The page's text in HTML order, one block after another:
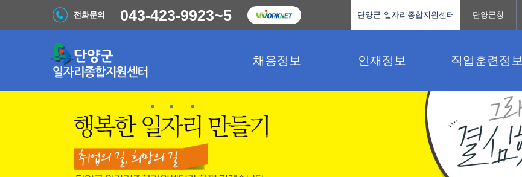
채용정보 인재정보 직업훈련정보
전화문의 043-423-9923~5 단양군 일자리종합지원센터 단양군청